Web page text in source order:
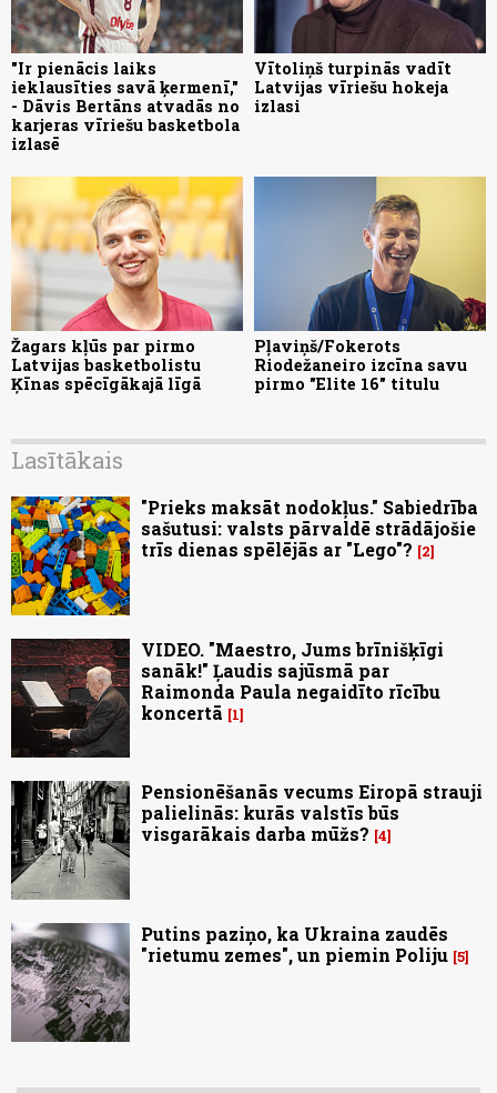
"Ir pienācis laiks
ieklausīties savā ķermenī,"
- Dāvis Bertāns atvadās no
karjeras vīriešu basketbola
izlasē
Vītoliņš turpinās vadīt
Latvijas vīriešu hokeja
izlasi
Žagars kļūs par pirmo
Latvijas basketbolistu
Ķīnas spēcīgākajā līgā
Pļaviņš/Fokerots
Riodežaneiro izcīna savu
pirmo "Elite 16" titulu
Lasītākais
"Prieks maksāt nodokļus." Sabiedrība
sašutusi: valsts pārvaldē strādājošie
trīs dienas spēlējās ar "Lego"?
2
VIDEO. "Maestro, Jums brīnišķīgi
sanāk!" Ļaudis sajūsmā par
Raimonda Paula negaidīto rīcību
koncertā
1
Pensionēšanās vecums Eiropā strauji
palielinās: kurās valstīs būs
visgarākais darba mūžs? 4
Putins paziņo, ka Ukraina zaudēs
"rietumu zemes", un piemin Poliju 5